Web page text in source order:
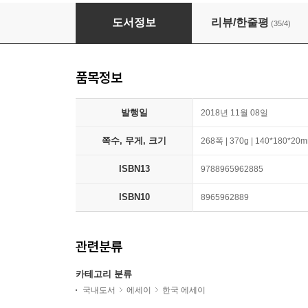
난 잘 지내고 있어요
도서정보 리뷰/한줄평 (35/4)
품목정보
발행일 2018년 11월 08일
쪽수, 무게, 크기 268쪽 | 370g |
ISBN13 9788965962885
ISBN10 8965962889
관련분류
카테고리 분류
국내도서 에세이 한국 에세이